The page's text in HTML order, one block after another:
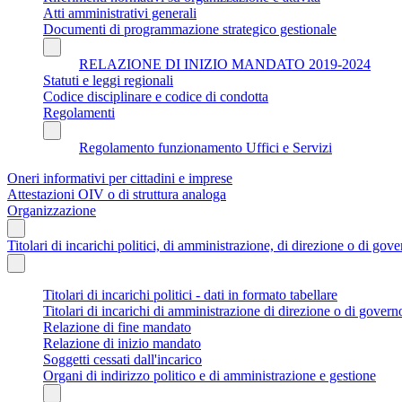
Atti amministrativi generali
Documenti di programmazione strategico gestionale
RELAZIONE DI INIZIO MANDATO 2019-2024
Statuti e leggi regionali
Codice disciplinare e codice di condotta
Regolamenti
Regolamento funzionamento Uffici e Servizi
Oneri informativi per cittadini e imprese
Attestazioni OIV o di struttura analoga
Organizzazione
Titolari di incarichi politici, di amministrazione, di direzione o di
Titolari di incarichi politici - dati in formato tabellare
Titolari di incarichi di amministrazione di direzione o di
Relazione di fine mandato
Relazione di inizio mandato
Soggetti cessati dall'incarico
Organi di indirizzo politico e di amministrazione e gestione